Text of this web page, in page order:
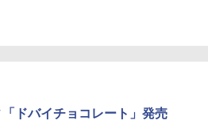
「ドバイチョコレート」発売